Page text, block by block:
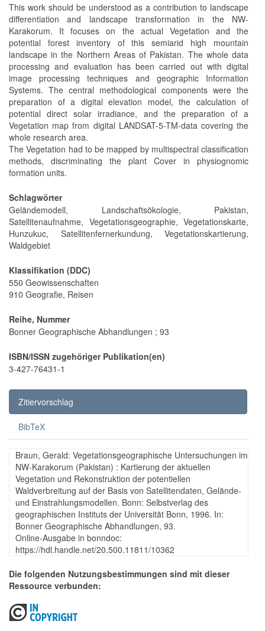
This work should be understood as a contribution to landscape
differentiation and landscape transformation in the NW-
Karakorum. It focuses on the actual Vegetation and the
potential forest inventory of this semiarid high mountain
landscape in the Northern Areas of Pakistan. The whole data
processing and evaluation has been carried out with digital
image processing techniques and geographic Information
Systems. The central methodological components were the
preparation of a digital elevation model, the calculation of
potential direct solar irradiance, and the preparation of a
Vegetation map from digital LANDSAT-5-TM-data covering the
whole research area.
The Vegetation had to be mapped by multispectral classification
methods, discriminating the plant Cover in physiognomic
formation units.
Schlagwörter
Geländemodell, Landschaftsökologie, Pakistan,
Satellitenaufnahme, Vegetationsgeographie, Vegetationskarte,
Hunzukuc, Satellitenfernerkundung, Vegetationskartierung,
Waldgebiet
Klassifikation (DDC)
550 Geowissenschaften
910 Geografie, Reisen
Reihe, Nummer
Bonner Geographische Abhandlungen ; 93
ISBN/ISSN zugehöriger Publikation(en)
3-427-76431-1
Zitiervorschlag
BibTeX
Braun, Gerald: Vegetationsgeographische Untersuchungen im
NW-Karakorum (Pakistan) : Kartierung der aktuellen
Vegetation und Rekonstruktion der potentiellen
Waldverbreitung auf der Basis von Satellitendaten, Gelände-
und Einstrahlungsmodellen. Bonn: Selbstverlag des
geographischen Instituts der Universität Bonn, 1996. In:
Bonner Geographische Abhandlungen, 93.
Online-Ausgabe in bonndoc:
https://hdl.handle.net/20.500.11811/10362
Die folgenden Nutzungsbestimmungen sind mit dieser
Ressource verbunden: